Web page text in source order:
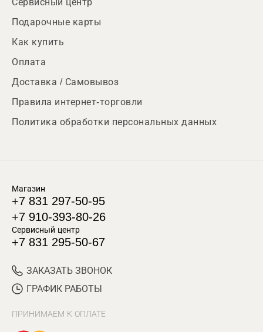
Сервисный центр
Подарочные карты
Как купить
Оплата
Доставка / Самовывоз
Правила интернет-торговли
Политика обработки персональных данных
Магазин
+7 831 297-50-95
+7 910-393-80-26
Сервисный центр
+7 831 295-50-67
ЗАКАЗАТЬ ЗВОНОК
ГРАФИК РАБОТЫ
ПРИНИМАЕМ К ОПЛАТЕ